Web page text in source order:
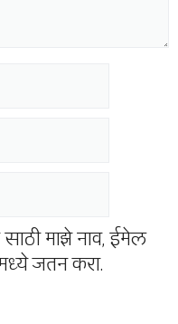
माझे नाव, ईमेल
जतन करा.